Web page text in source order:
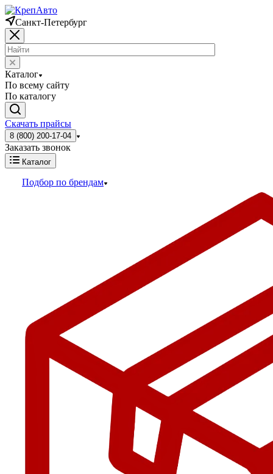
Санкт-Петербург
Каталог
По всему сайту
По каталогу
Скачать прайсы
8 (800) 200-17-04
Заказать звонок
Каталог
Подбор по брендам